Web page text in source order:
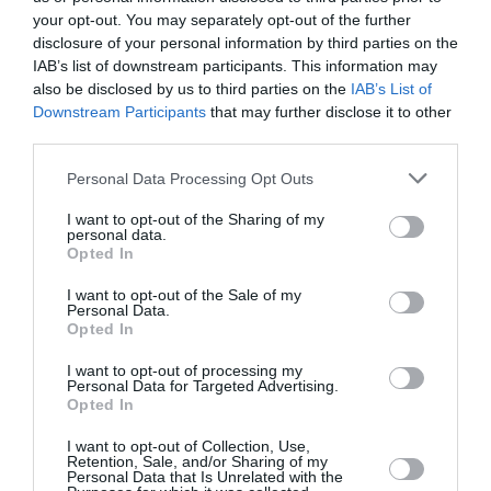
your opt-out. You may separately opt-out of the further
disclosure of your personal information by third parties on the
IAB’s list of downstream participants. This information may
also be disclosed by us to third parties on the IAB’s List of
Downstream Participants that may further disclose it to other
Personal Data Processing Opt Outs
I want to opt-out of the Sharing of my
personal data.
Opted In
I want to opt-out of the Sale of my
Personal Data.
Opted In
I want to opt-out of processing my
Personal Data for Targeted Advertising.
Opted In
I want to opt-out of Collection, Use,
Retention, Sale, and/or Sharing of my
Personal Data that Is Unrelated with the
Κάθε βδομάδα στο e-mail σας τα τελευταία νέα για
την Τέχνη και τον Πολιτισμό!
Ακολουθήστε το Culturenow.gr
Σχετικά Άρθρα